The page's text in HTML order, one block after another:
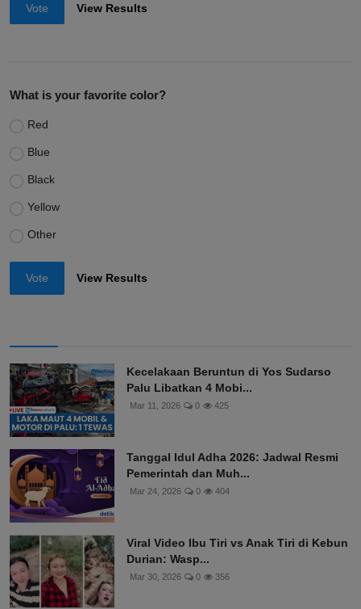
Vote View Results
What is your favorite color?
Red
Blue
Black
Yellow
Other
Vote View Results
Kecelakaan Beruntun di Yos Sudarso
Palu Libatkan 4 Mobi...
Mar 11, 2026 0 425
Tanggal Idul Adha 2026: Jadwal Resmi
Pemerintah dan Muh...
Mar 24, 2026 0 404
Viral Video Ibu Tiri vs Anak Tiri di Kebun
Durian: Wasp...
Mar 30, 2026 0 356